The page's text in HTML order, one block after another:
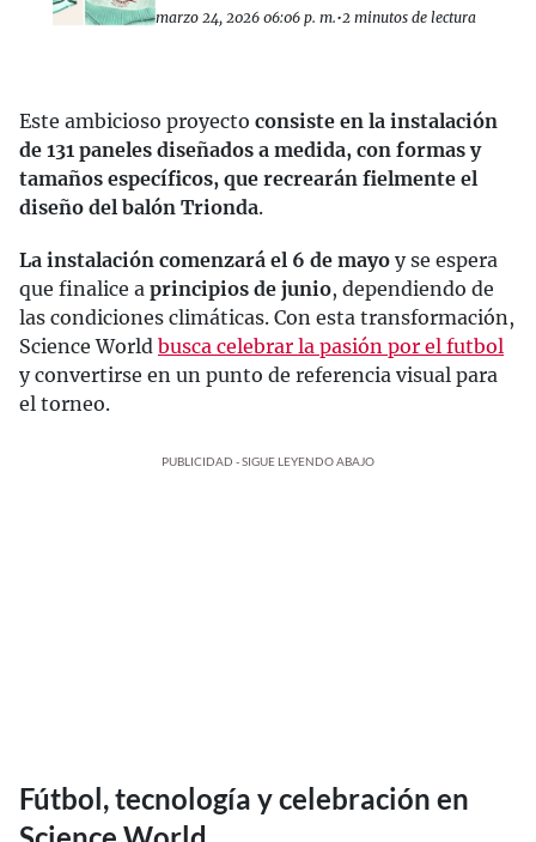
marzo 24, 2026 06:06 p. m.•2 minutos de lectura
Este ambicioso proyecto consiste en la instalación
de 131 paneles diseñados a medida, con formas y
tamaños específicos, que recrearán fielmente el
diseño del balón Trionda.
La instalación comenzará el 6 de mayo y se espera
que finalice a principios de junio, dependiendo de
las condiciones climáticas. Con esta transformación,
Science World busca celebrar la pasión por el futbol
y convertirse en un punto de referencia visual para
el torneo.
PUBLICIDAD - SIGUE LEYENDO ABAJO
Fútbol, tecnología y celebración en